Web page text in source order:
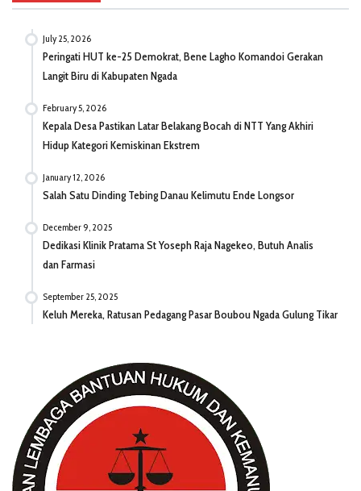
July 25, 2026
Peringati HUT ke-25 Demokrat, Bene Lagho Komandoi Gerakan
Langit Biru di Kabupaten Ngada
February 5, 2026
Kepala Desa Pastikan Latar Belakang Bocah di NTT Yang Akhiri
Hidup Kategori Kemiskinan Ekstrem
January 12, 2026
Salah Satu Dinding Tebing Danau Kelimutu Ende Longsor
December 9, 2025
Dedikasi Klinik Pratama St Yoseph Raja Nagekeo, Butuh Analis
dan Farmasi
September 25, 2025
Keluh Mereka, Ratusan Pedagang Pasar Boubou Ngada Gulung Tikar